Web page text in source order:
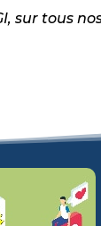
sur tous